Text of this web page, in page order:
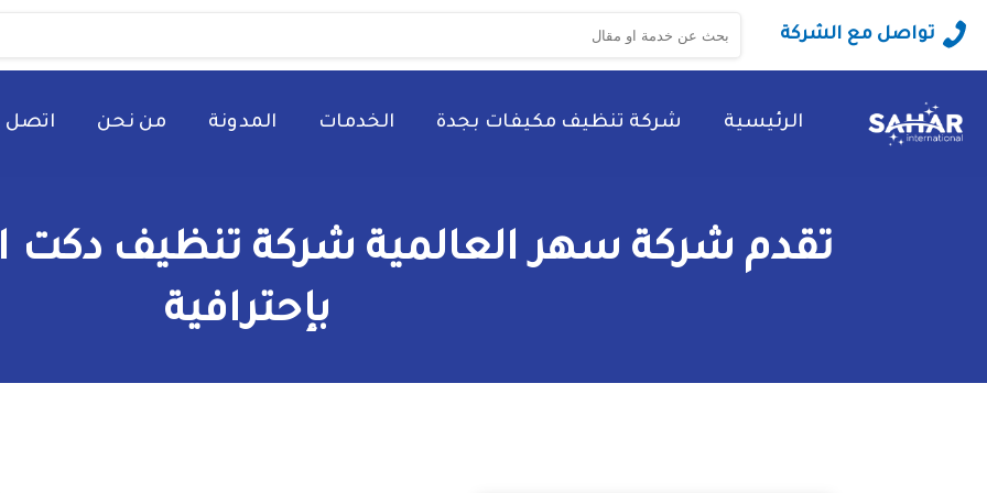
تواصل مع الشركة
البحث
عن:
الرئيسية شركة تنظيف مكيفات بجدة الخدمات المدونة من نحن اتصل
تقدم شركة سهر العالمية شركة تنظيف دكت
بإحترافية